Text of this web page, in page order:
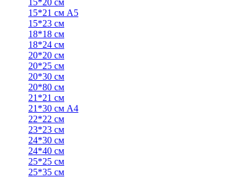
15*20 см
15*21 см А5
15*23 см
18*18 см
18*24 см
20*20 см
20*25 см
20*30 см
20*80 см
21*21 см
21*30 см А4
22*22 см
23*23 см
24*30 см
24*40 см
25*25 см
25*35 см